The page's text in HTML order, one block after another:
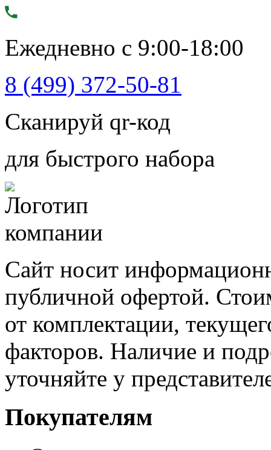
Ежедневно с 9:00-18:00
8 (499) 372-50-81
Сканируй qr-код
для быстрого набора
Сайт носит
публичной офертой.
от комплектации,
факторов. Наличие и
уточняйте у
Покупателям